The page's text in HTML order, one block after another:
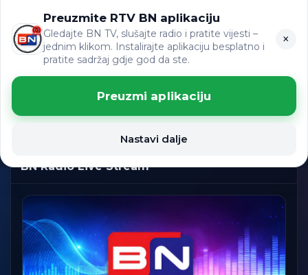
VIJESTI LAT
Preuzmite RTV BN aplikaciju
Gledajte BN TV, slušajte radio i pratite vijesti –
jednim klikom. Instalirajte aplikaciju besplatno i
pratite sadržaj gdje god da ste.
×
Preuzmi aplikaciju
Nastavi dalje
Slušajte BN Radio uživo
BN TELEVIZIJA Emitovanje uživo
BN Radio Live Stream